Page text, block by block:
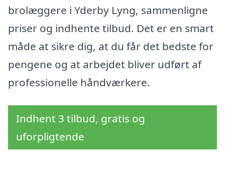
brolæggere i Yderby Lyng, sammenligne
priser og indhente tilbud. Det er en smart
måde at sikre dig, at du får det bedste for
pengene og at arbejdet bliver udført af
professionelle håndværkere.
Indhent 3 tilbud, gratis og
uforpligtende